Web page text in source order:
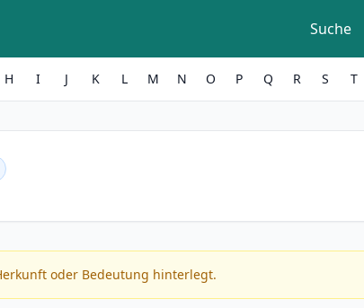
Suche
H I J K L M N O P Q R S T
oder Bedeutung hinterlegt.